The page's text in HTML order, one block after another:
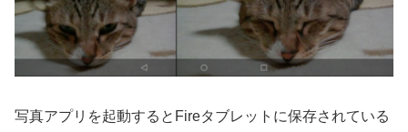
写真アプリを起動するとFireタブレットに保存されている